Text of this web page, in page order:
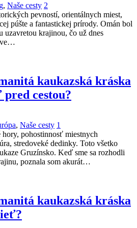
, Naše cesty 2
pevností, orientálnych miest,
púšte a fantastickej prírody. Omán bol
uzavretou krajinou, čo už dnes
kaukazská kráska
cestou?
, Naše cesty 1
hory, pohostinnosť miestnych
stredoveké dedinky. Toto všetko
Gruzínsko. Keď sme sa rozhodli
poznala som akurát…
kaukazská kráska